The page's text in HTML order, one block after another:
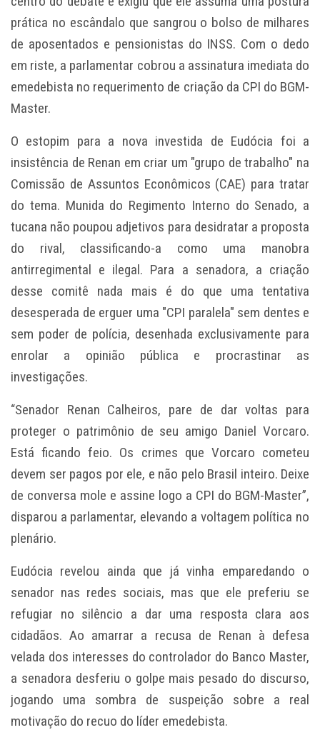
prática no escândalo que sangrou o bolso de milhares
de aposentados e pensionistas do INSS. Com o dedo
em riste, a parlamentar cobrou a assinatura imediata do
emedebista no requerimento de criação da CPI do BGM-
Master.
O estopim para a nova investida de Eudócia foi a
insistência de Renan em criar um "grupo de trabalho" na
Comissão de Assuntos Econômicos (CAE) para tratar
do tema. Munida do Regimento Interno do Senado, a
tucana não poupou adjetivos para desidratar a proposta
do rival, classificando-a como uma manobra
antirregimental e ilegal. Para a senadora, a criação
desse comitê nada mais é do que uma tentativa
desesperada de erguer uma "CPI paralela" sem dentes e
sem poder de polícia, desenhada exclusivamente para
enrolar a opinião pública e procrastinar as
investigações.
“Senador Renan Calheiros, pare de dar voltas para
proteger o patrimônio de seu amigo Daniel Vorcaro.
Está ficando feio. Os crimes que Vorcaro cometeu
devem ser pagos por ele, e não pelo Brasil inteiro. Deixe
de conversa mole e assine logo a CPI do BGM-Master”,
disparou a parlamentar, elevando a voltagem política no
plenário.
Eudócia revelou ainda que já vinha emparedando o
senador nas redes sociais, mas que ele preferiu se
refugiar no silêncio a dar uma resposta clara aos
cidadãos. Ao amarrar a recusa de Renan à defesa
velada dos interesses do controlador do Banco Master,
a senadora desferiu o golpe mais pesado do discurso,
jogando uma sombra de suspeição sobre a real
motivação do recuo do líder emedebista.